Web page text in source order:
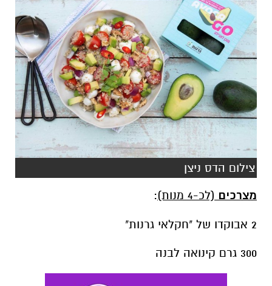
צילום הדס ניצן
מצרכים (לכ-4 מנות) :
2 אבוקדו של "חקלאי גרנות"
300 גרם קינואה לבנה